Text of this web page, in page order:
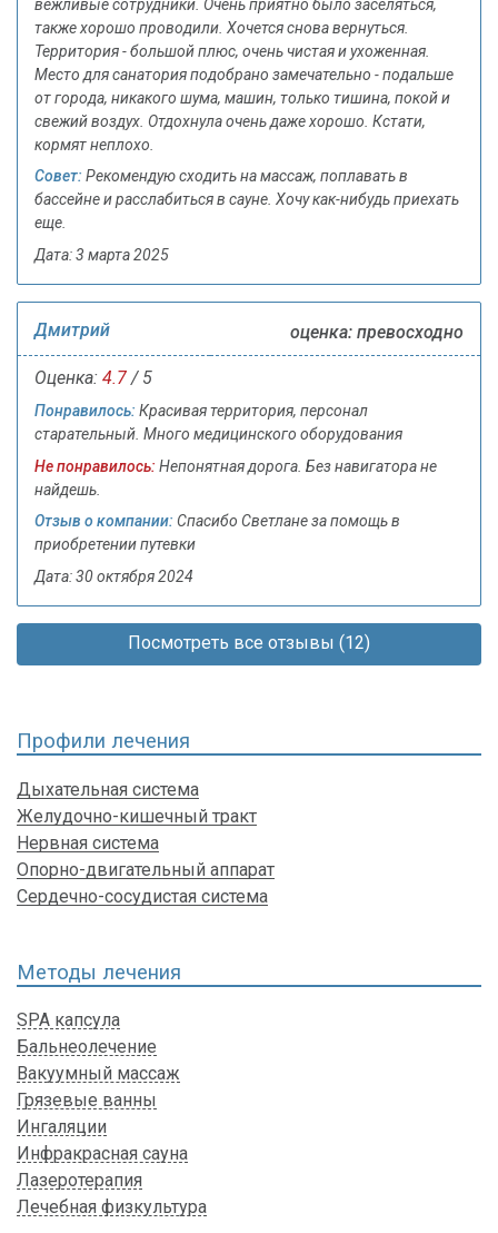
вежливые сотрудники. Очень приятно было заселяться,
также хорошо проводили. Хочется снова вернуться.
Территория - большой плюс, очень чистая и ухоженная.
Место для санатория подобрано замечательно - подальше
от города, никакого шума, машин, только тишина, покой и
свежий воздух. Отдохнула очень даже хорошо. Кстати,
кормят неплохо.
Совет: Рекомендую сходить на массаж, поплавать в
бассейне и расслабиться в сауне. Хочу как-нибудь приехать
еще.
Дата: 3 марта 2025
Дмитрий оценка: превосходно
Оценка: 4.7 / 5
Понравилось: Красивая территория, персонал
старательный. Много медицинского оборудования
Не понравилось: Непонятная дорога. Без навигатора не
найдешь.
Отзыв о компании: Спасибо Светлане за помощь в
приобретении путевки
Дата: 30 октября 2024
Посмотреть все отзывы (12)
Профили лечения
Дыхательная система
Желудочно-кишечный тракт
Нервная система
Опорно-двигательный аппарат
Сердечно-сосудистая система
Методы лечения
SPA капсула
Бальнеолечение
Вакуумный массаж
Грязевые ванны
Ингаляции
Инфракрасная сауна
Лазеротерапия
Лечебная физкультура